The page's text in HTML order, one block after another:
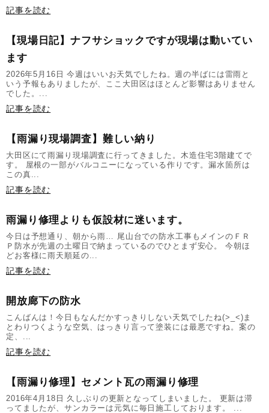
記事を読む
【現場日記】ナフサショックですが現場は動いてい
ます
2026年5月16日 今週はいいお天気でしたね。週の半ばには雷雨と
いう予報もありましたが、ここ大田区はほとんど影響はありません
でした。...
記事を読む
【雨漏り現場調査】難しい納り
大田区にて雨漏り現場調査に行ってきました。木造住宅3階建てで
す。 屋根の一部がバルコニーになっている作りです。漏水箇所は
この真...
記事を読む
雨漏り修理よりも仮設材に迷います。
今日は予想通り、朝から雨… 尾山台での防水工事もメインのＦＲ
Ｐ防水が先週の土曜日で納まっているのでひとまず安心。 今朝ほ
どお客様に雨天順延の...
記事を読む
開放廊下の防水
こんばんは！今日もなんだかすっきりしない天気でしたね(>_<)ま
とわりつくような空気、はっきり言って塗装には最悪ですね。案の
定、...
記事を読む
【雨漏り修理】セメント瓦の雨漏り修理
2016年4月18日 久しぶりの更新となってしまいました。 更新は滞
ってましたが、サンカラーは元気に毎日施工しております。 ...